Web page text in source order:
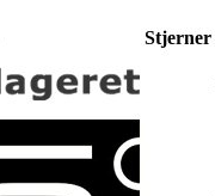
Stjerner